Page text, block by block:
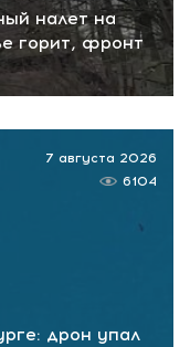
налет на
горит, фронт
дрон упал
7 августа 2026
6104